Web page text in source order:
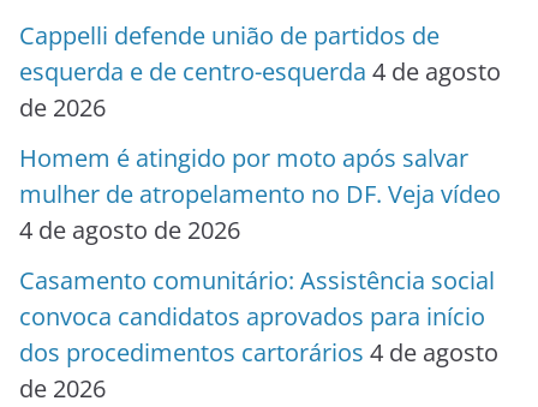
Cappelli defende união de partidos de
esquerda e de centro-esquerda 4 de agosto
de 2026
Homem é atingido por moto após salvar
mulher de atropelamento no DF. Veja vídeo
4 de agosto de 2026
Casamento comunitário: Assistência social
convoca candidatos aprovados para início
dos procedimentos cartorários 4 de agosto
de 2026